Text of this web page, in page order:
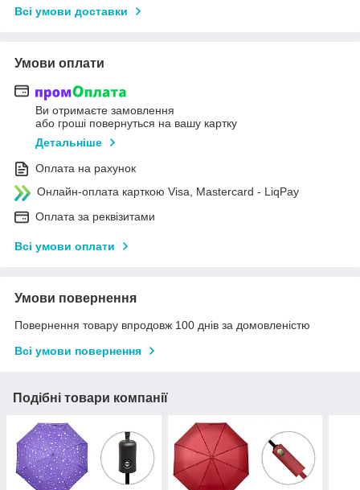
Всі умови доставки
Умови оплати
Ви отримаєте замовлення
або гроші повернуться на вашу картку
Детальніше
Оплата на рахунок
Онлайн-оплата карткою Visa, Mastercard - LiqPay
Оплата за реквізитами
Всі умови оплати
Умови повернення
Повернення товару впродовж 100 днів за домовленістю
Всі умови повернення
Подібні товари компанії